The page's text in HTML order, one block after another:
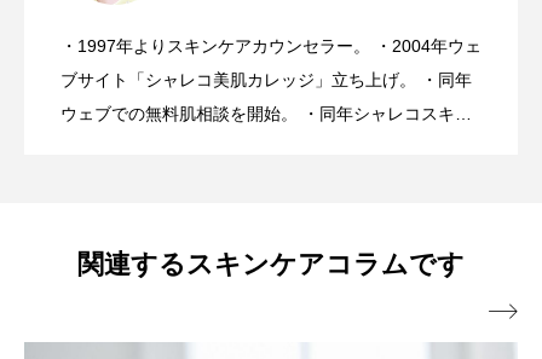
・1997年よりスキンケアカウンセラー。 ・2004年ウェ
ブサイト「シャレコ美肌カレッジ」立ち上げ。 ・同年
ウェブでの無料肌相談を開始。 ・同年シャレコスキン
ャレコレター♪」は20年間週一回発行。 ・肌トラブル
向け特に敏感肌、乾燥肌へのスキンケアアドバイスに
NGケアとOKケア
2026.07.24 美容は30年間進化し続けたのに、なぜ肌
心配するスキンケアとは？
関連するスキンケアコラムです
